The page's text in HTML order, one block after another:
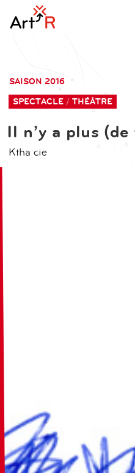
contenu
SAISON 2016
SPECTACLE THÉÂTRE
Il n’y a plus
Ktha cie